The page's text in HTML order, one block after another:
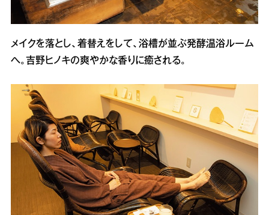
メイクを落とし、着替えをして、浴槽が並ぶ発酵温浴ルーム
へ。吉野ヒノキの爽やかな香りに癒される。